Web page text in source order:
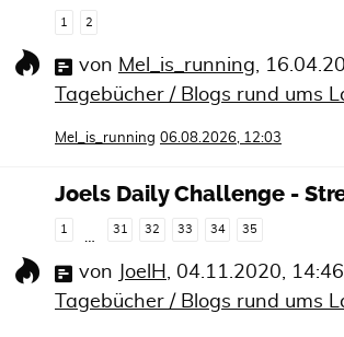
1 2
von Mel_is_running
Tagebücher / Blogs rund ums
Mel_is_running 06.08.2026, 12:03
Joels Daily Challenge -
1
…
31 32 33 34 35
von JoelH , 04.11.2020, 14:46
Tagebücher / Blogs rund ums